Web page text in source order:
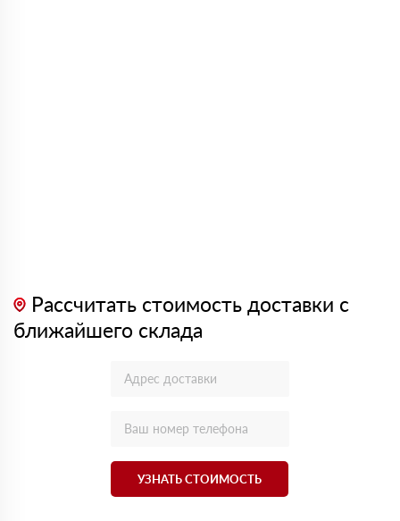
Рассчитать стоимость доставки с
ближайшего склада
УЗНАТЬ СТОИМОСТЬ